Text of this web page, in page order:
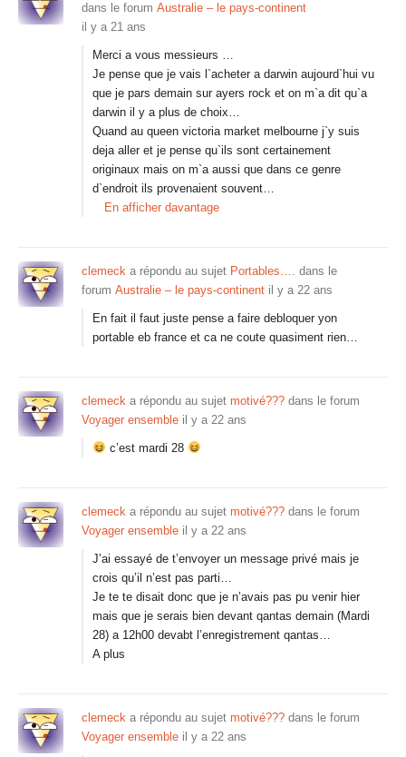
dans le forum Australie – le pays-continent
il y a 21 ans
Merci a vous messieurs …
Je pense que je vais l`acheter a darwin aujourd`hui vu
que je pars demain sur ayers rock et on m`a dit qu`a
darwin il y a plus de choix…
Quand au queen victoria market melbourne j`y suis
deja aller et je pense qu`ils sont certainement
originaux mais on m`a aussi que dans ce genre
d`endroit ils provenaient souvent…
En afficher davantage
clemeck a répondu au sujet Portables…. dans le
forum Australie – le pays-continent il y a 22 ans
En fait il faut juste pense a faire debloquer yon
portable eb france et ca ne coute quasiment rien…
clemeck a répondu au sujet motivé??? dans le forum
Voyager ensemble il y a 22 ans
c’est mardi 28
clemeck a répondu au sujet motivé??? dans le forum
Voyager ensemble il y a 22 ans
J’ai essayé de t’envoyer un message privé mais je
crois qu’il n’est pas parti…
Je te te disait donc que je n’avais pas pu venir hier
mais que je serais bien devant qantas demain (Mardi
28) a 12h00 devabt l’enregistrement qantas…
A plus
clemeck a répondu au sujet motivé??? dans le forum
Voyager ensemble il y a 22 ans